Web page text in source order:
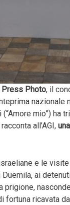
Press Photo, il
nazionale
(“Amore mio”) ha
all’AGI,
e le
ai
ricavata